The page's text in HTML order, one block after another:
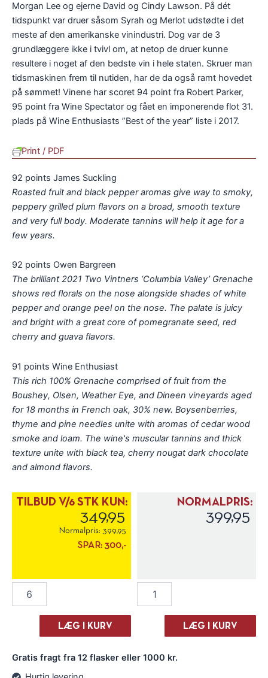
Morgan Lee og ejerne David og Cindy Lawson. På dét
tidspunkt var druer såsom Syrah og Merlot udstødte i det
meste af den amerikanske vinindustri. Dog var de 3
grundlæggere ikke i tvivl om, at netop de druer kunne
resultere i noget af den bedste vin i hele staten. Skruer man
tidsmaskinen frem til nutiden, har de da også ramt hovedet
på sømmet! Vinene har scoret 94 point fra Robert Parker,
95 point fra Wine Spectator og fået en imponerende flot 31.
plads på Wine Enthusiasts ”Best of the year” liste i 2017.
Print / PDF
92 points James Suckling
Roasted fruit and black pepper aromas give way to smoky,
peppery grilled plum flavors on a broad, smooth texture
and very full body. Moderate tannins will help it age for a
few years.
92 points Owen Bargreen
The brilliant 2021 Two Vintners ‘Columbia Valley’ Grenache
shows red florals on the nose alongside shades of white
pepper and orange peel on the nose. The palate is juicy
and bright with a great core of pomegranate seed, red
cherry and guava flavors.
91 points Wine Enthusiast
This rich 100% Grenache comprised of fruit from the
Boushey, Olsen, Weather Eye, and Dineen vineyards aged
for 18 months in French oak, 30% new. Boysenberries,
thyme and pine needles unite with aromas of cedar wood
smoke and loam. The wine's muscular tannins and thick
texture unite with black tea, cherry nougat dark chocolate
and almond flavors.
TILBUD V/6 STK KUN:
349,95
Normalpris: 399,95
SPAR: 300,-
Vintners
LÆG I KURV
NORMALPRIS:
399,95
Vintners
LÆG I KURV
Gratis fragt fra 12 flasker eller 1000 kr.